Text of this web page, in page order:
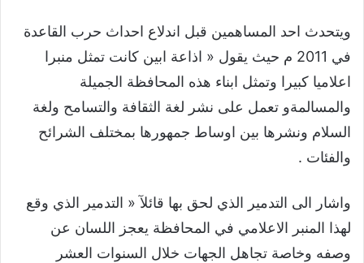
ويتحدث احد المساهمين قبل اندلاع احداث حرب القاعدة
في 2011 م حيث يقول « اذاعة ابين كانت تمثل منبرا
اعلاميا كبيرا وتمثل ابناء هذه المحافظة الجميلة
والمسالمةو تعمل على نشر لغة الثقافة والتسامح ولغة
السلام ونشرها بين اوساط جمهورها بمختلف الشرائح
والفئات .
واشار الى التدمير الذي لحق بها قائلآ « التدمير الذي وقع
لهذا المنبر الاعلامي في المحافظة يعجز اللسان عن
وصفه وخاصة تجاهل الجهات خلال السنوات العشر